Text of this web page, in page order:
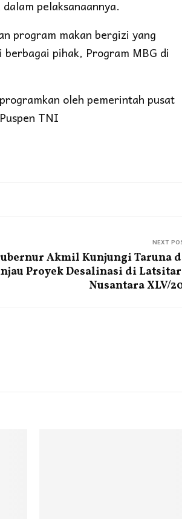
pelaksanaannya.
program makan bergizi yang
pihak, Program MBG di
oleh pemerintah pusat
TNI
NEXT
Akmil Kunjungi Taruna
Proyek Desalinasi di
Nusantara XLV/